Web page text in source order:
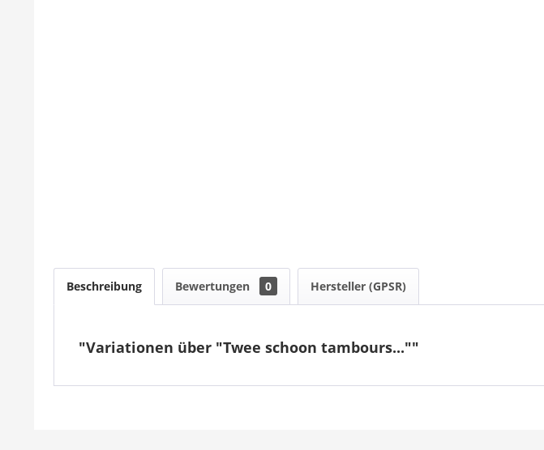
Beschreibung Bewertungen 0 Hersteller (GPSR)
"Variationen über "Twee schoon tambours...""